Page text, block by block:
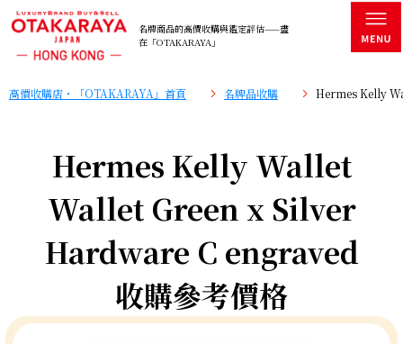
名牌商品的高價收購與鑑定評估——盡
在「OTAKARAYA」
高價收購店・「OTAKARAYA」首頁 名牌品收購 Hermes Kelly
Hermes Kelly Wallet
Wallet Green x Silver
Hardware C engraved
收購參考價格